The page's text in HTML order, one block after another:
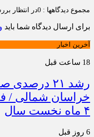
مجموع دیدگاهها : 0 در انتظار
برای ارسال دیدگاه شما باید
آخرین اخبار
18 ساعت قبل
رشد ۲۱
۴ ماه نخست سال
6 روز قبل